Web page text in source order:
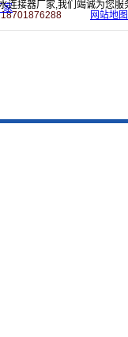
连接器厂家,我们竭诚为您服
网站地图